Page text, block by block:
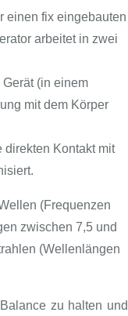
einen fix eingebauten
arbeitet in zwei
(in einem
mit dem Körper
direkten Kontakt mit
(Frequenzen
zwischen 7,5 und
(Wellenlängen
zu halten und